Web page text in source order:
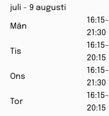
juli - 9 augusti
Mån
16:15-
21:30
Tis
16:15-
20:15
Ons
16:15-
21:30
Tor
16:15-
20:15